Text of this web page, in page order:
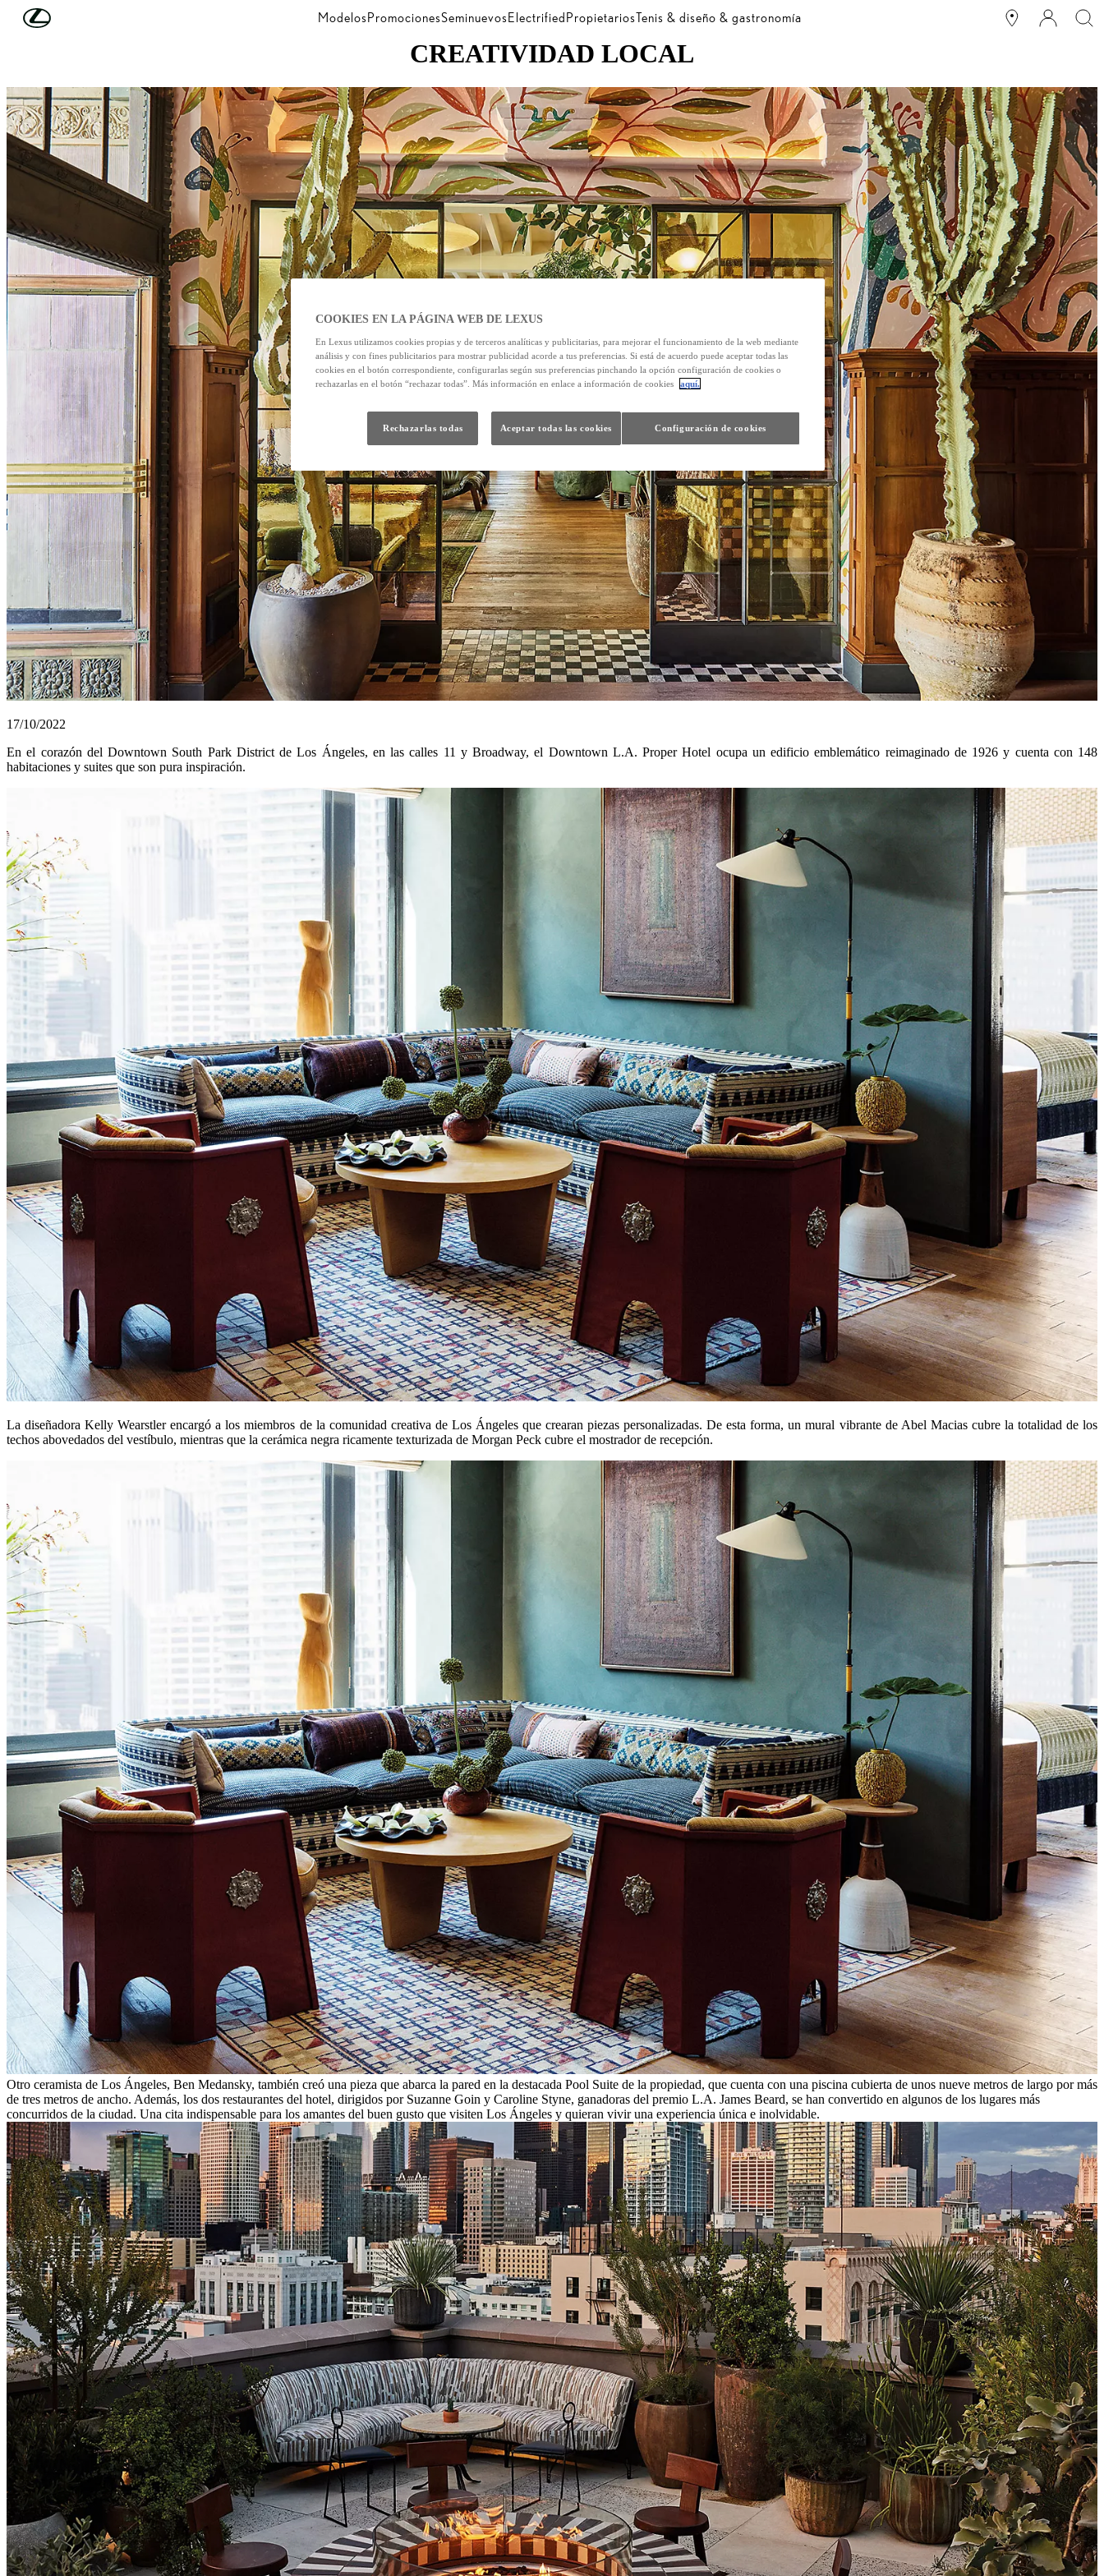
Skip to Main Content ModelosPromocionesSeminuevosElectrifiedPropietariosTenis & diseño & gastronomía
CREATIVIDAD LOCAL
17/10/2022
En el corazón del Downtown South Park District de Los Ángeles, en las calles 11 y Broadway, el Downtown L.A. Proper Hotel ocupa un edificio emblemático reimaginado de 1926 y cuenta con 148
habitaciones y suites que son pura inspiración.
La diseñadora Kelly Wearstler encargó a los miembros de la comunidad creativa de Los Ángeles que crearan piezas personalizadas. De esta forma, un mural vibrante de Abel Macias cubre la totalidad de los
techos abovedados del vestíbulo, mientras que la cerámica negra ricamente texturizada de Morgan Peck cubre el mostrador de recepción.
Otro ceramista de Los Ángeles, Ben Medansky, también creó una pieza que abarca la pared en la destacada Pool Suite de la propiedad, que cuenta con una piscina cubierta de unos nueve metros de largo por más
de tres metros de ancho. Además, los dos restaurantes del hotel, dirigidos por Suzanne Goin y Caroline Styne, ganadoras del premio L.A. James Beard, se han convertido en algunos de los lugares más
concurridos de la ciudad. Una cita indispensable para los amantes del buen gusto que visiten Los Ángeles y quieran vivir una experiencia única e inolvidable.
COOKIES EN LA PÁGINA WEB DE LEXUS
En Lexus utilizamos cookies propias y de terceros analíticas y publicitarias, para mejorar el funcionamiento de la web mediante
análisis y con fines publicitarios para mostrar publicidad acorde a tus preferencias. Si está de acuerdo puede aceptar todas las
cookies en el botón correspondiente, configurarlas según sus preferencias pinchando la opción configuración de cookies o
rechazarlas en el botón “rechazar todas”. Más información en enlace a información de cookies
aquí.
Configuración de cookies
Rechazarlas todas Aceptar todas las cookies